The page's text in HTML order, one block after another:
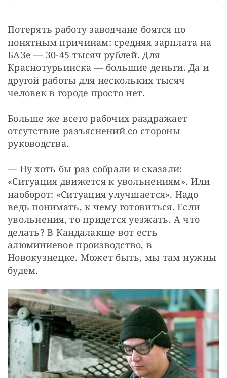
Потерять работу заводчане боятся по
понятным причинам: средняя зарплата на
БАЗе — 30-45 тысяч рублей. Для
Краснотурьинска — большие деньги. Да и
другой работы для нескольких тысяч
человек в городе просто нет.
Больше же всего рабочих раздражает
отсутствие разъяснений со стороны
руководства.
— Ну хоть бы раз собрали и сказали:
«Ситуация движется к увольнениям». Или
наоборот: «Ситуация улучшается». Надо
ведь понимать, к чему готовиться. Если
увольнения, то придется уезжать. А что
делать? В Кандалакше вот есть
алюминиевое производство, в
Новокузнецке. Может быть, мы там нужны
будем.